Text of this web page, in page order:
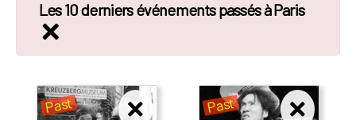
Les 10 derniers événements passés à Paris
Past Past